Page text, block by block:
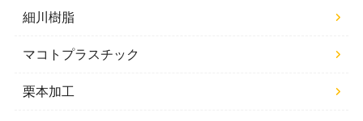
細川樹脂
マコトプラスチック
栗本加工